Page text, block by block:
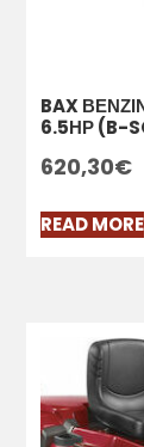
BAX
6.5ΗΡ (B-
620,30€
READ MORE